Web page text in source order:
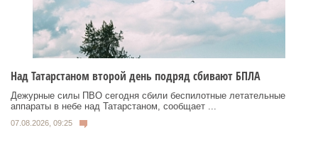
Над Татарстаном второй день подряд сбивают БПЛА
Дежурные силы ПВО сегодня сбили беспилотные летательные
аппараты в небе над Татарстаном, сообщает ...
07.08.2026, 09:25